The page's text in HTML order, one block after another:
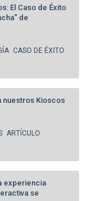
El Caso de Éxito
de
CASO DE ÉXITO
nuestros Kioscos
ARTÍCULO
experiencia
se